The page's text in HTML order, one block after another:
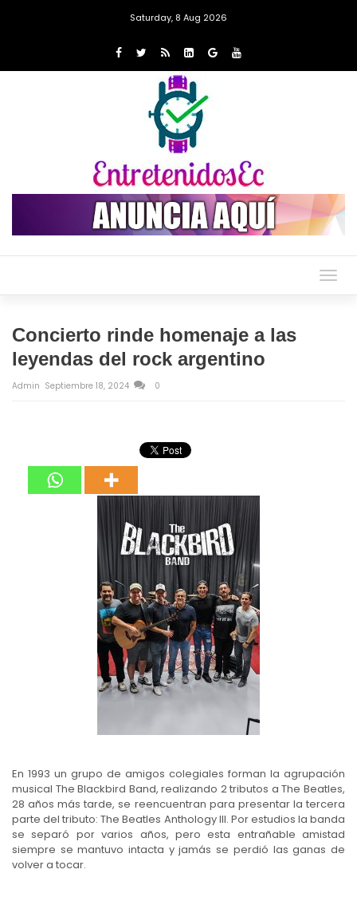
Saturday, 8 Aug 2026
Concierto rinde homenaje a las
leyendas del rock argentino
Admin Septiembre 18, 2024 0
En 1993 un grupo de amigos colegiales forman la agrupación
musical The Blackbird Band, realizando 2 tributos a The Beatles,
28 años más tarde, se reencuentran para presentar la tercera
parte del tributo: The Beatles Anthology III. Por estudios la banda
se separó por varios años, pero esta entrañable amistad
siempre se mantuvo intacta y jamás se perdió las ganas de
volver a tocar.